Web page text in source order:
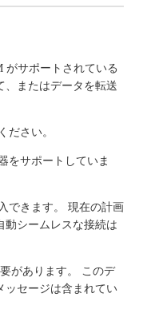
がサポートされている
、またはデータを転送
ださい。
をサポートしていま
できます。 現在の計画
動シームレスな接続は
があります。 このデ
ッセージは含まれてい